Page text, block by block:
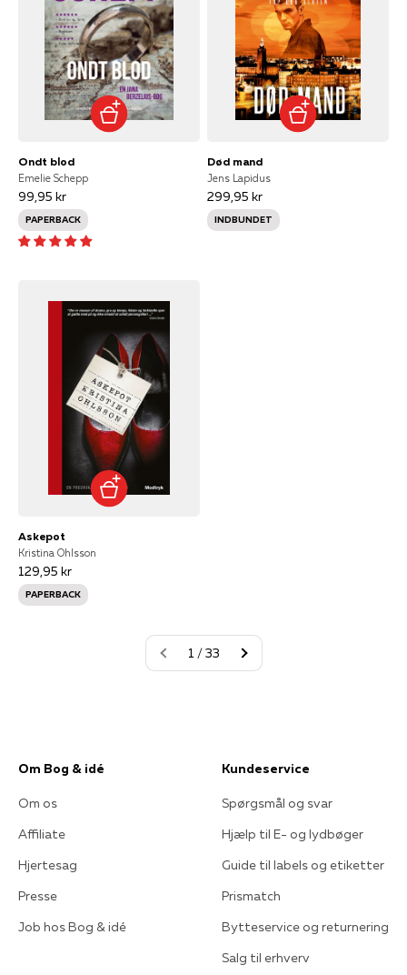
Ondt blod
Emelie Schepp
99,95 kr
PAPERBACK
Død mand
Jens Lapidus
299,95 kr
INDBUNDET
Askepot
Kristina Ohlsson
129,95 kr
PAPERBACK
1 / 33
Om Bog & idé
Om os
Affiliate
Hjertesag
Presse
Job hos Bog & idé
Kundeservice
Spørgsmål og svar
Hjælp til E- og lydbøger
Guide til labels og etiketter
Prismatch
Bytteservice og returnering
Salg til erhverv